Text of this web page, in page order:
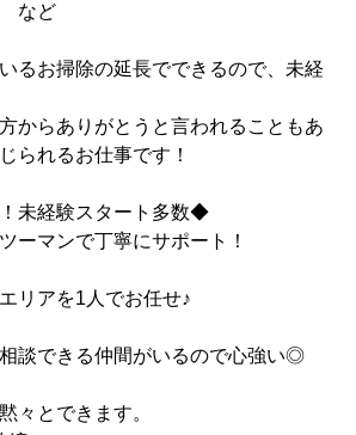
など
るお掃除の延長でできるので、未経
からありがとうと言われることもあ
られるお仕事です！
未経験スタート多数◆
ーマンで丁寧にサポート！
リアを1人でお任せ♪
談できる仲間がいるので心強い◎
々とできます。